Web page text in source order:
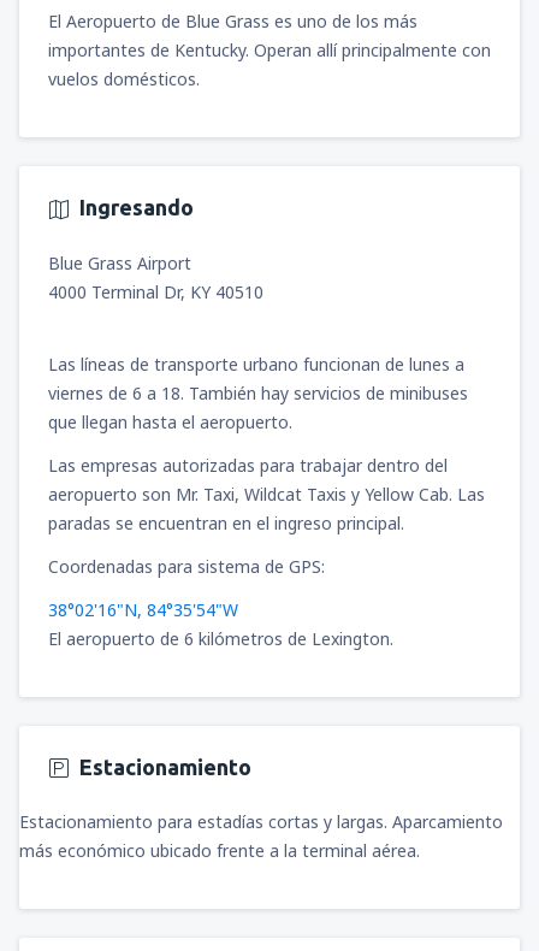
El Aeropuerto de Blue Grass es uno de los más
importantes de Kentucky. Operan allí principalmente con
vuelos domésticos.
Ingresando
Blue Grass Airport
4000 Terminal Dr, KY 40510
Las líneas de transporte urbano funcionan de lunes a
viernes de 6 a 18. También hay servicios de minibuses
que llegan hasta el aeropuerto.
Las empresas autorizadas para trabajar dentro del
aeropuerto son Mr. Taxi, Wildcat Taxis y Yellow Cab. Las
paradas se encuentran en el ingreso principal.
Coordenadas para sistema de GPS:
38°02'16"N, 84°35'54"W
El aeropuerto de 6 kilómetros de Lexington.
Estacionamiento
Estacionamiento para estadías cortas y largas. Aparcamiento
más económico ubicado frente a la terminal aérea.